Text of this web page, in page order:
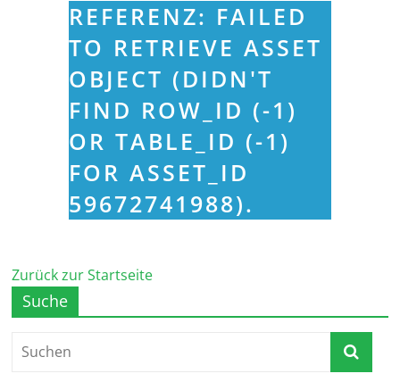
REFERENZ: FAILED
TO RETRIEVE ASSET
OBJECT (DIDN'T
FIND ROW_ID (-1)
OR TABLE_ID (-1)
FOR ASSET_ID
59672741988).
Zurück zur Startseite
Suche